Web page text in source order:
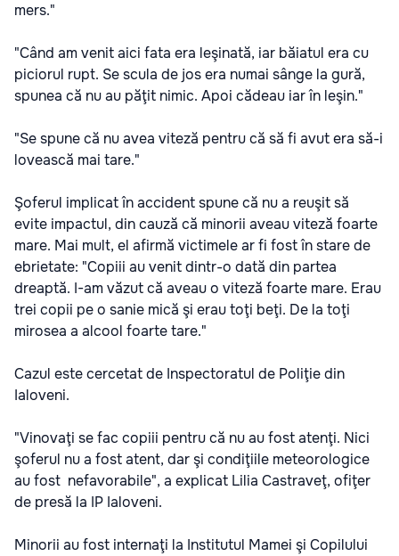
mers."
"Când am venit aici fata era leşinată, iar băiatul era cu
piciorul rupt. Se scula de jos era numai sânge la gură,
spunea că nu au păţit nimic. Apoi cădeau iar în leşin."
"Se spune că nu avea viteză pentru că să fi avut era să-i
lovească mai tare."
Şoferul implicat în accident spune că nu a reuşit să
evite impactul, din cauză că minorii aveau viteză foarte
mare. Mai mult, el afirmă victimele ar fi fost în stare de
ebrietate: "Copiii au venit dintr-o dată din partea
dreaptă. I-am văzut că aveau o viteză foarte mare. Erau
trei copii pe o sanie mică şi erau toţi beţi. De la toţi
mirosea a alcool foarte tare."
Cazul este cercetat de Inspectoratul de Poliţie din
Ialoveni.
"Vinovaţi se fac copiii pentru că nu au fost atenţi. Nici
şoferul nu a fost atent, dar şi condiţiile meteorologice
au fost nefavorabile", a explicat Lilia Castraveţ, ofiţer
de presă la IP Ialoveni.
Minorii au fost internaţi la Institutul Mamei şi Copilului